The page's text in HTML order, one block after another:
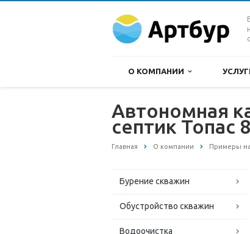
О КОМПАНИИ
Автономная
септик Топас
Главная О компании Примеры
Бурение скважин
Обустройство скважин
Водоочистка